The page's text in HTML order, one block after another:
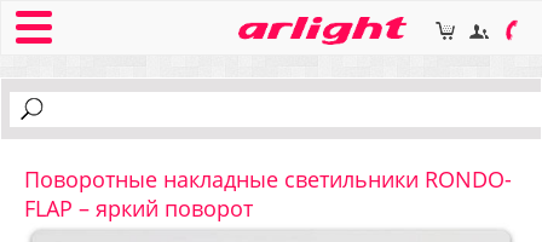
Поворотные накладные светильники RONDO-
FLAP – яркий поворот